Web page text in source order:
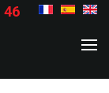
46